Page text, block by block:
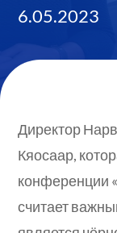
6.05.2023
Директор
Кяосаар,
конференции
считает